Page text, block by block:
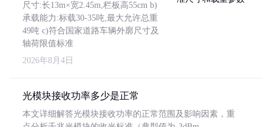
尺寸:长13m×宽2.45m,栏板高55cm b)
承载能力:标载30-35吨,最大允许总重
49吨 c)符合国家道路车辆外廓尺寸及
轴荷限值标准
2026年8月4日
光模块接收功率多少是正常
本文详细解答光模块接收功率的正常范围及影响因素，重